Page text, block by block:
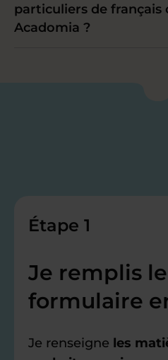
particuliers de français
Acadomia ?
Étape 1
Je remplis le
formulaire
Je renseigne les